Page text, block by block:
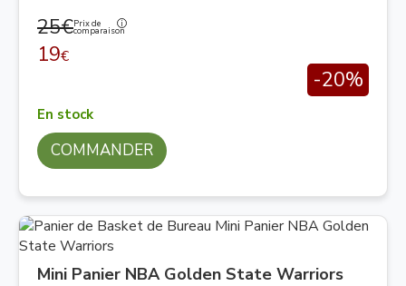
25€Prix de
comparaison
19€
-20%
En stock
COMMANDER
Mini Panier NBA Golden State Warriors